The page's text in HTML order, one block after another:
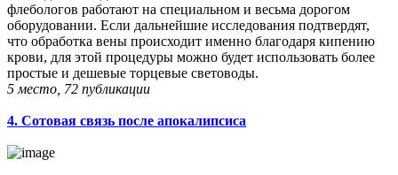
флебологов работают на специальном и весьма дорогом
оборудовании. Если дальнейшие исследования подтвердят,
что обработка вены происходит именно благодаря кипению
крови, для этой процедуры можно будет использовать более
простые и дешевые торцевые световоды.
5 место, 72 публикации
4. Сотовая связь после апокалипсиса